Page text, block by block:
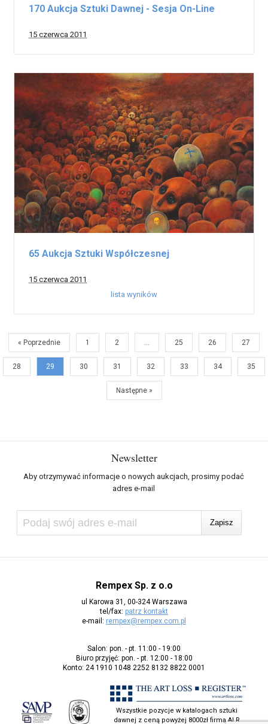
170 Aukcja Sztuki Dawnej - Sesja On-Line
15 czerwca 2011
65 Aukcja Sztuki Współczesnej
15 czerwca 2011
lista wyników
« Poprzednie 1 2 … 25 26 27
28 29 30 31 32 33 34 35
Następne »
Newsletter
Aby otrzymywać informacje o nowych aukcjach, prosimy podać
adres e-mail
Rempex Sp. z o.o
ul Karowa 31, 00-324 Warszawa
tel/fax: patrz kontakt
e-mail: rempex@rempex.com.pl
Salon: pon. - pt. 11:00 - 19:00
Biuro przyjęć: pon. - pt. 12:00 - 18:00
Konto: 24 1910 1048 2252 8132 8822 0001
Wszystkie pozycje w katalogach sztuki
dawnej z ceną powyżej 8000zł firma ALR